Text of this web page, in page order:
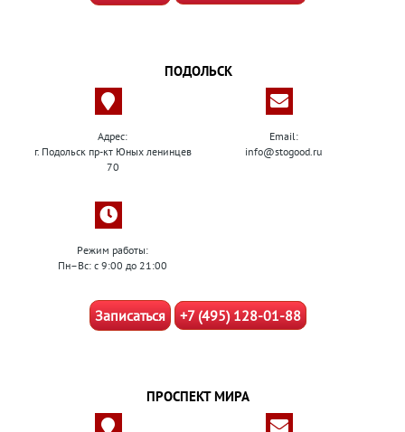
ПОДОЛЬСК
Адрес:
г. Подольск пр-кт Юных ленинцев
70
Email:
info@stogood.ru
Режим работы:
Пн–Вс: с 9:00 до 21:00
Записаться +7 (495) 128-01-88
ПРОСПЕКТ МИРА